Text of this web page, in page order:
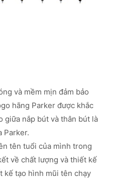
và mềm mịn đảm bảo
hãng Parker được khắc
giữa nắp bút và thân bút là
Parker.
tên tuổi của mình trong
về chất lượng và thiết kế
kế tạo hình mũi tên chạy